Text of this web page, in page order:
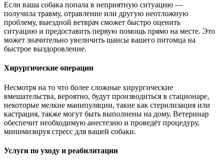
Если ваша собака попала в неприятную ситуацию —
получила травму, отравление или другую неотложную
проблему, выездной ветврач сможет быстро оценить
ситуацию и предоставить первую помощь прямо на месте. Это
может значительно увеличить шансы вашего питомца на
быстрое выздоровление.
Хирургические операции
Несмотря на то что более сложные хирургические
вмешательства, вероятно, будут производиться в стационаре,
некоторые мелкие манипуляции, такие как стерилизация или
кастрация, также могут быть выполнены на дому. Ветеринар
обеспечит необходимую анестезию и проведёт процедуру,
минимизируя стресс для вашей собаки.
Услуги по уходу и реабилитации